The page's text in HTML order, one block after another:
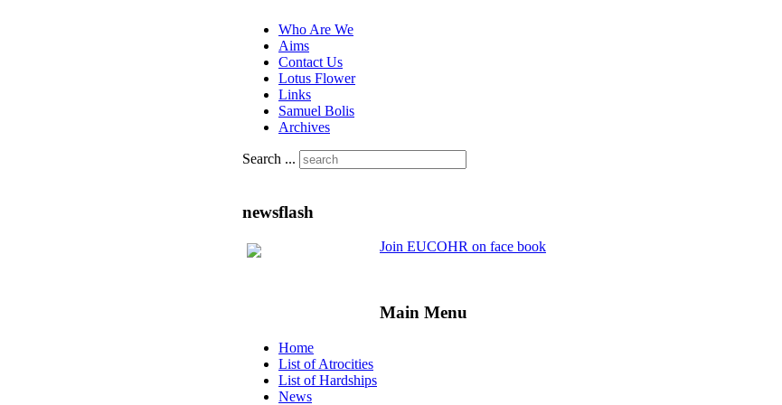
Who Are We
Aims
Contact Us
Lotus Flower
Links
Samuel Bolis
Archives
Search ...
newsflash
Join EUCOHR on face book
Main Menu
Home
List of Atrocities
List of Hardships
News